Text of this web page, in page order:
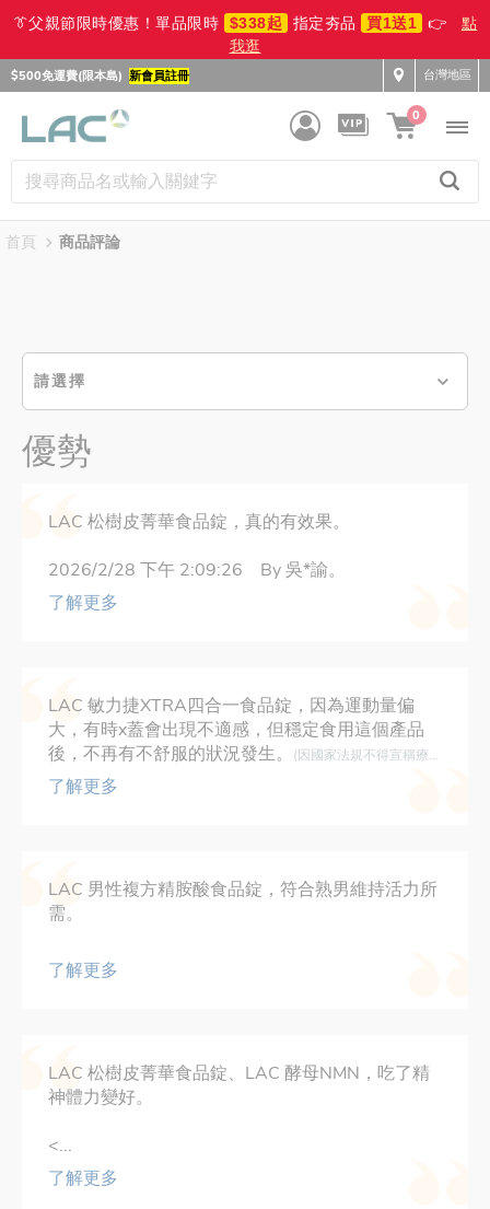
👔父親節限時優惠！單品限時 $338起 指定夯品 買1送1 👉
點
我逛
$500免運費(限本島) 新會員註冊 台灣地區
0
首頁 商品評論
請選擇
優勢
LAC 松樹皮菁華食品錠，真的有效果。
2026/2/28 下午 2:09:26 By 吳*諭。
了解更多
LAC 敏力捷XTRA四合一食品錠，因為運動量偏
大，有時x蓋會出現不適感，但穩定食用這個產品
後，不再有不舒服的狀況發生。
(因國家法規不得宣稱療...
了解更多
LAC 男性複方精胺酸食品錠，符合熟男維持活力所
需。
了解更多
LAC 松樹皮菁華食品錠、LAC 酵母NMN，吃了精
神體力變好。
<...
了解更多